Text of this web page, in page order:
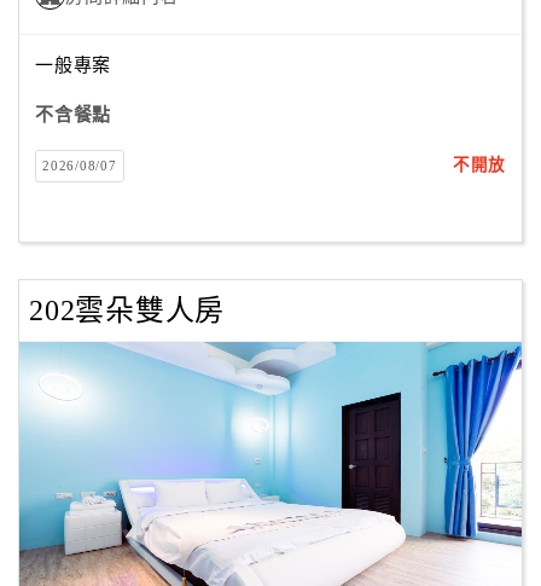
查
訂
房
Q&A
卡
訂
房
款
據
一般專案
不含餐點
2026/08/07 不開放
202雲朵雙人房